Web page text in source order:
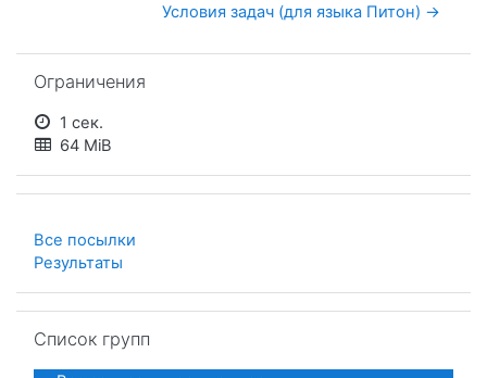
Условия задач (для языка Питон) →
Ограничения
1 сек.
64 MiB
Все посылки
Результаты
Список групп